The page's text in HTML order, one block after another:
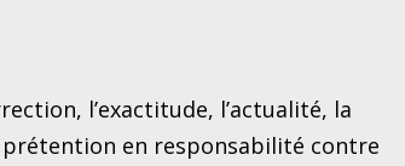
l’exactitude, l’actualité, la
en responsabilité contre